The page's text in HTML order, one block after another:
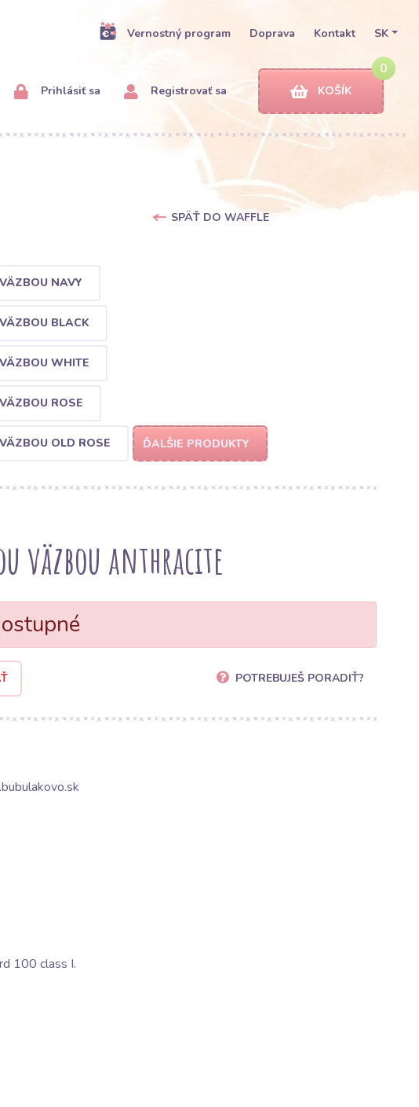
Vernostný program Doprava Kontakt SK
Prihlásiť sa Registrovať sa
0
KOŠÍK
SPÄŤ DO WAFFLE
NAVY
BLACK
WHITE
ROSE
OLD ROSE ĎALŠIE PRODUKTY
väzbou anthracite
POTREBUJEŠ PORADIŤ?
100 class I.